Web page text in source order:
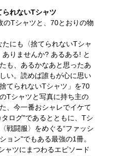
られないTシャツ
のTシャツと、70とおりの物
たにも〈捨てられないTシャ
ありませんか? あるある! と
も、あるかなあと思ったあ
い。読めば誰もが心に思い
てられないTシャツ」を70
Tシャツと写真に持ち主の
、今一番おシャレでイケて
ログ"であるとともに、Tシ
戦闘服〉をめぐる“ファッシ
ョン"でもある最強の1冊。
ャツにまつわるエピソード